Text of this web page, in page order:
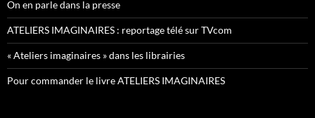
On en parle dans la presse
ATELIERS IMAGINAIRES : reportage télé sur TVcom
« Ateliers imaginaires » dans les librairies
Pour commander le livre ATELIERS IMAGINAIRES